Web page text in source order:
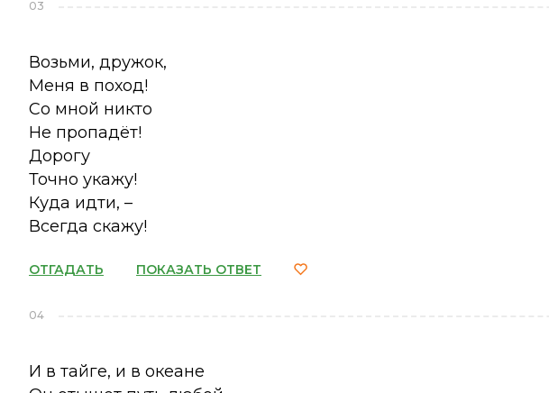
03
Возьми, дружок,
Меня в поход!
Со мной никто
Не пропадёт!
Дорогу
Точно укажу!
Куда идти, –
Всегда скажу!
ОТГАДАТЬ ПОКАЗАТЬ ОТВЕТ
04
И в тайге, и в океане